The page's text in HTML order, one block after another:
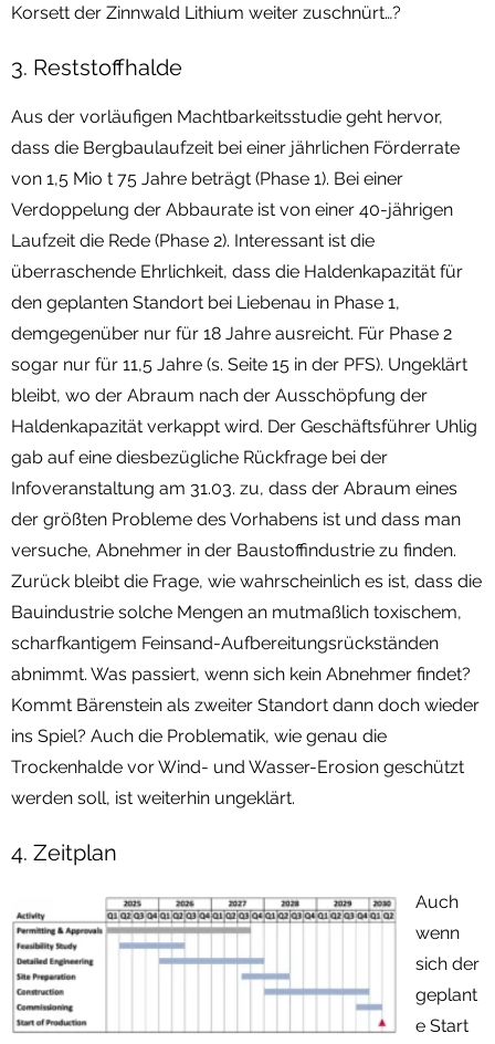
Korsett der Zinnwald Lithium weiter zuschnürt…?
3. Reststoffhalde
Aus der vorläufigen Machtbarkeitsstudie geht hervor,
dass die Bergbaulaufzeit bei einer jährlichen Förderrate
von 1,5 Mio t 75 Jahre beträgt (Phase 1). Bei einer
Verdoppelung der Abbaurate ist von einer 40-jährigen
Laufzeit die Rede (Phase 2). Interessant ist die
überraschende Ehrlichkeit, dass die Haldenkapazität für
den geplanten Standort bei Liebenau in Phase 1,
demgegenüber nur für 18 Jahre ausreicht. Für Phase 2
sogar nur für 11,5 Jahre (s. Seite 15 in der PFS). Ungeklärt
bleibt, wo der Abraum nach der Ausschöpfung der
Haldenkapazität verkappt wird. Der Geschäftsführer Uhlig
gab auf eine diesbezügliche Rückfrage bei der
Infoveranstaltung am 31.03. zu, dass der Abraum eines
der größten Probleme des Vorhabens ist und dass man
versuche, Abnehmer in der Baustoffindustrie zu finden.
Zurück bleibt die Frage, wie wahrscheinlich es ist, dass die
Bauindustrie solche Mengen an mutmaßlich toxischem,
scharfkantigem Feinsand-Aufbereitungsrückständen
abnimmt. Was passiert, wenn sich kein Abnehmer findet?
Kommt Bärenstein als zweiter Standort dann doch wieder
ins Spiel? Auch die Problematik, wie genau die
Trockenhalde vor Wind- und Wasser-Erosion geschützt
werden soll, ist weiterhin ungeklärt.
4. Zeitplan
Auch
wenn
sich der
geplant
e Start